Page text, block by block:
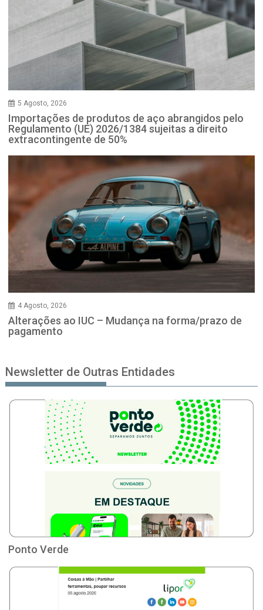
5 Agosto, 2026
Importações de produtos de aço abrangidos pelo
Regulamento (UE) 2026/1384 sujeitas a direito
extracontingente de 50%
4 Agosto, 2026
Alterações ao IUC – Mudança na forma/prazo de
pagamento
Newsletter de Outras Entidades
Ponto Verde